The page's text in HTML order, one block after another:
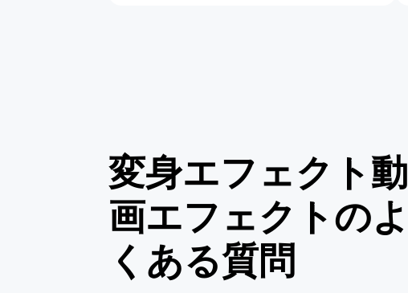
変身エフェクト動
画エフェクトのよ
くある質問